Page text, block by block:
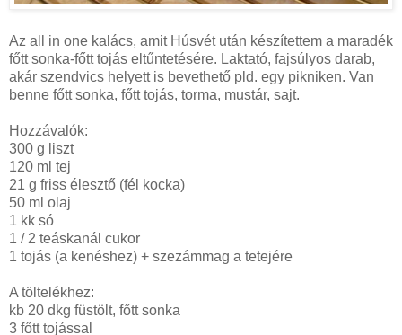
Az all in one kalács, amit Húsvét után készítettem a maradék
főtt sonka-főtt tojás eltűntetésére. Laktató, fajsúlyos darab,
akár szendvics helyett is bevethető pld. egy pikniken. Van
benne főtt sonka, főtt tojás, torma, mustár, sajt.
Hozzávalók:
300 g liszt
120 ml tej
21 g friss élesztő (fél kocka)
50 ml olaj
1 kk só
1 / 2 teáskanál cukor
1 tojás (a kenéshez) + szezámmag a tetejére
A töltelékhez:
kb 20 dkg füstölt, főtt sonka
3 főtt tojással